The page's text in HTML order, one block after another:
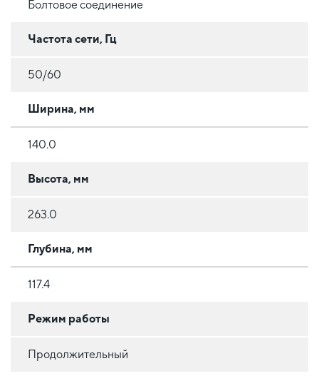
Болтовое соединение
Частота сети, Гц
50/60
Ширина, мм
140.0
Высота, мм
263.0
Глубина, мм
117.4
Режим работы
Продолжительный